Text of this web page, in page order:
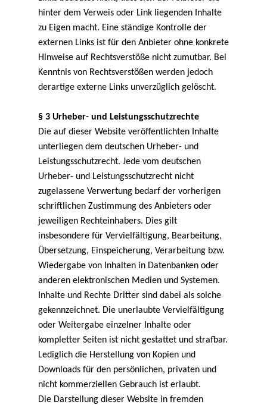
hinter dem Verweis oder Link liegenden Inhalte
zu Eigen macht. Eine ständige Kontrolle der
externen Links ist für den Anbieter ohne konkrete
Hinweise auf Rechtsverstöße nicht zumutbar. Bei
Kenntnis von Rechtsverstößen werden jedoch
derartige externe Links unverzüglich gelöscht.
§ 3 Urheber- und Leistungsschutzrechte
Die auf dieser Website veröffentlichten Inhalte
unterliegen dem deutschen Urheber- und
Leistungsschutzrecht. Jede vom deutschen
Urheber- und Leistungsschutzrecht nicht
zugelassene Verwertung bedarf der vorherigen
schriftlichen Zustimmung des Anbieters oder
jeweiligen Rechteinhabers. Dies gilt
insbesondere für Vervielfältigung, Bearbeitung,
Übersetzung, Einspeicherung, Verarbeitung bzw.
Wiedergabe von Inhalten in Datenbanken oder
anderen elektronischen Medien und Systemen.
Inhalte und Rechte Dritter sind dabei als solche
gekennzeichnet. Die unerlaubte Vervielfältigung
oder Weitergabe einzelner Inhalte oder
kompletter Seiten ist nicht gestattet und strafbar.
Lediglich die Herstellung von Kopien und
Downloads für den persönlichen, privaten und
nicht kommerziellen Gebrauch ist erlaubt.
Die Darstellung dieser Website in fremden